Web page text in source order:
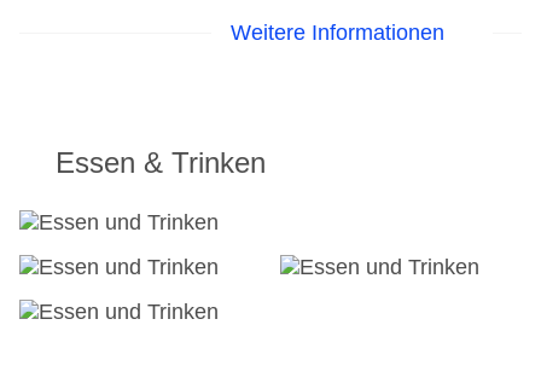
Konferenzraum
Garage: gegen Gebühr
Hotelsafe
WLAN/WiFi im Hotel
Lift
Weitere Informationen
Essen & Trinken